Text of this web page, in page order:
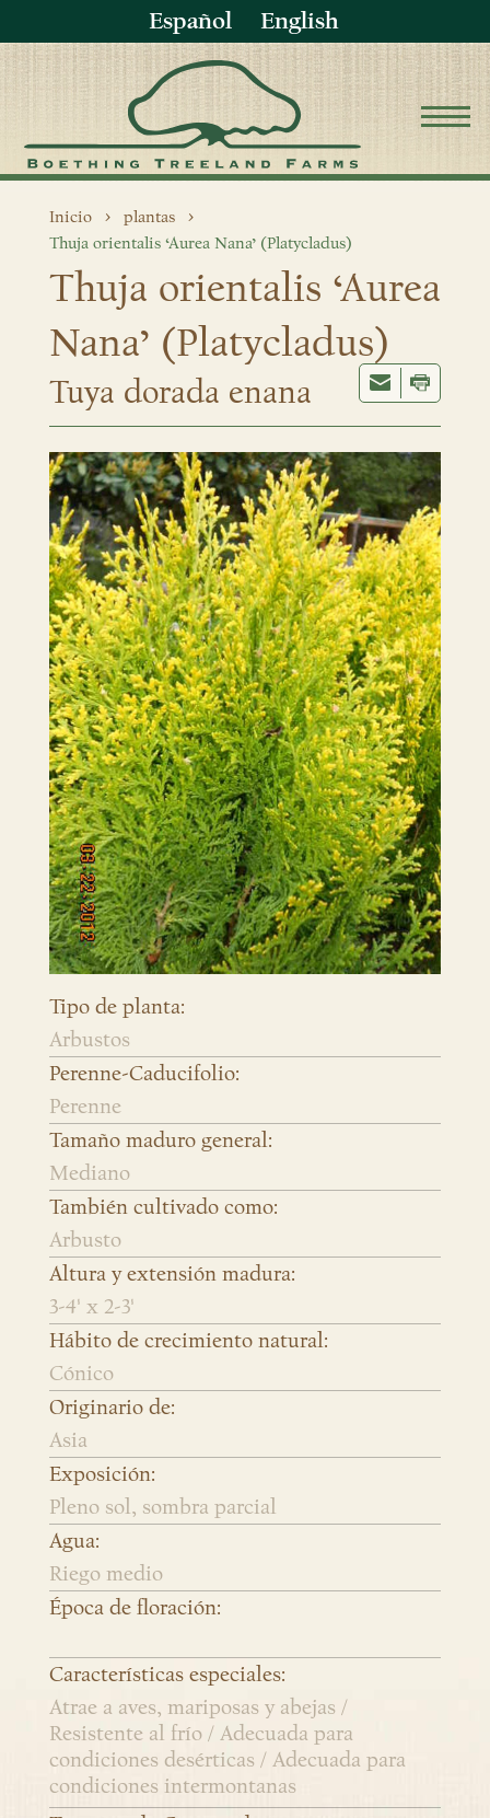
Español English
Inicio
plantas
Thuja orientalis ‘Aurea Nana’ (Platycladus)
Thuja orientalis ‘Aurea
Nana’ (Platycladus)
Tuya dorada enana
Tipo de planta:
Arbustos
Perenne-Caducifolio:
Perenne
Tamaño maduro general:
Mediano
También cultivado como:
Arbusto
Altura y extensión madura:
3-4' x 2-3'
Hábito de crecimiento natural:
Cónico
Originario de:
Asia
Exposición:
Pleno sol, sombra parcial
Agua:
Riego medio
Época de floración:
Características especiales:
Atrae a aves, mariposas y abejas /
Resistente al frío / Adecuada para
condiciones desérticas / Adecuada para
condiciones intermontanas